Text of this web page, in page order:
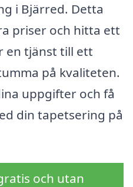
i Bjärred. Detta
priser och hitta ett
en tjänst till ett
på kvaliteten.
uppgifter och få
din tapetsering på
och utan